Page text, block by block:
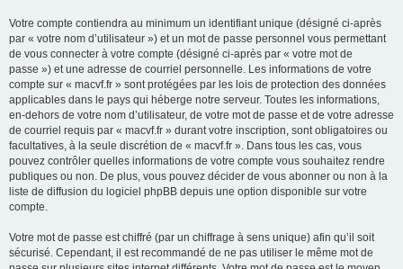
Votre compte contiendra au minimum un identifiant unique (désigné ci-après
par « votre nom d’utilisateur ») et un mot de passe personnel vous permettant
de vous connecter à votre compte (désigné ci-après par « votre mot de
passe ») et une adresse de courriel personnelle. Les informations de votre
compte sur « macvf.fr » sont protégées par les lois de protection des données
applicables dans le pays qui héberge notre serveur. Toutes les informations,
en-dehors de votre nom d’utilisateur, de votre mot de passe et de votre adresse
de courriel requis par « macvf.fr » durant votre inscription, sont obligatoires ou
facultatives, à la seule discrétion de « macvf.fr ». Dans tous les cas, vous
pouvez contrôler quelles informations de votre compte vous souhaitez rendre
publiques ou non. De plus, vous pouvez décider de vous abonner ou non à la
liste de diffusion du logiciel phpBB depuis une option disponible sur votre
compte.
Votre mot de passe est chiffré (par un chiffrage à sens unique) afin qu’il soit
sécurisé. Cependant, il est recommandé de ne pas utiliser le même mot de